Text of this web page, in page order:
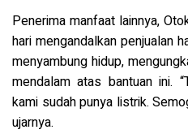
Penerima manfaat lainnya,
hari mengandalkan penjualan
menyambung hidup,
mendalam atas bantuan ini.
kami sudah punya listrik.
ujarnya.